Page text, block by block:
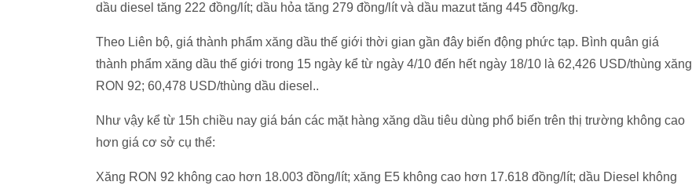
dầu diesel tăng 222 đồng/lít; dầu hỏa tăng 279 đồng/lít và dầu mazut tăng 445 đồng/kg.
Theo Liên bộ, giá thành phẩm xăng dầu thế giới thời gian gần đây biến động phức tạp. Bình quân giá
thành phẩm xăng dầu thế giới trong 15 ngày kể từ ngày 4/10 đến hết ngày 18/10 là 62,426 USD/thùng xăng
RON 92; 60,478 USD/thùng dầu diesel..
Như vậy kể từ 15h chiều nay giá bán các mặt hàng xăng dầu tiêu dùng phổ biến trên thị trường không cao
hơn giá cơ sở cụ thể:
Xăng RON 92 không cao hơn 18.003 đồng/lít; xăng E5 không cao hơn 17.618 đồng/lít; dầu Diesel không